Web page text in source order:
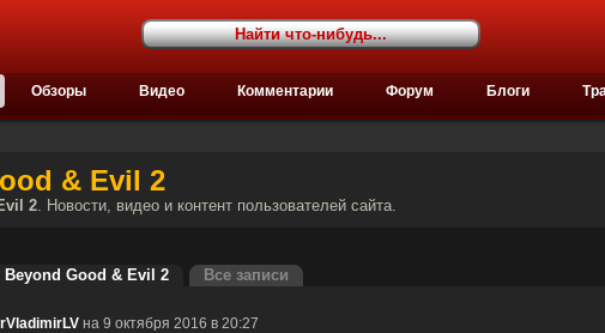
Обзоры Видео Комментарии Форум Блоги
& Evil 2
2. Новости, видео и контент пользователей сайта.
Beyond Good & Evil 2 Все записи
на 9 октября 2016 в 20:27